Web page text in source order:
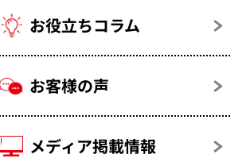
お役立ちコラム
お客様の声
メディア掲載情報